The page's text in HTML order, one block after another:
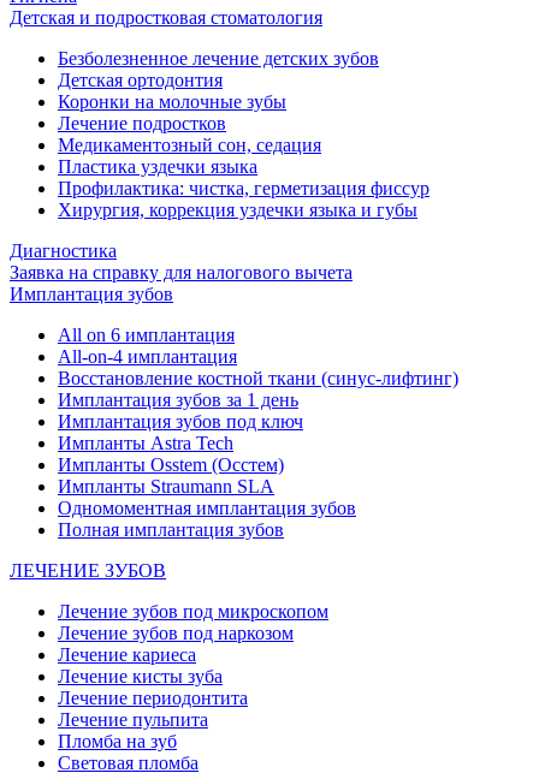
Детская и подростковая стоматология
Безболезненное лечение детских зубов
Детская ортодонтия
Коронки на молочные зубы
Лечение подростков
Медикаментозный сон, седация
Пластика уздечки языка
Профилактика: чистка, герметизация фиссур
Хирургия, коррекция уздечки языка и губы
Диагностика
Заявка на справку для налогового вычета
Имплантация зубов
All on 6 имплантация
All-on-4 имплантация
Восстановление костной ткани (синус-лифтинг)
Имплантация зубов за 1 день
Имплантация зубов под ключ
Импланты Astra Tech
Импланты Osstem (Осстем)
Импланты Straumann SLA
Одномоментная имплантация зубов
Полная имплантация зубов
ЛЕЧЕНИЕ ЗУБОВ
Лечение зубов под микроскопом
Лечение зубов под наркозом
Лечение кариеса
Лечение кисты зуба
Лечение периодонтита
Лечение пульпита
Пломба на зуб
Световая пломба